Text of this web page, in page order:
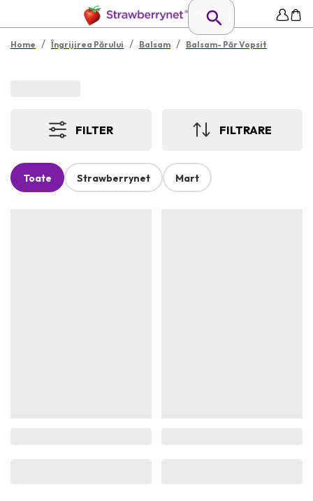
Home / Îngrijirea Părului / Balsam / Balsam- Păr Vopsit
FILTER FILTRARE
Toate Strawberrynet Mart